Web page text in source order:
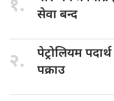
१.
सेवा बन्द
२. पेट्रोलियम पदार्थ
पक्राउ